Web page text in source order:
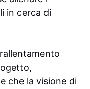
in cerca di
che la visione di